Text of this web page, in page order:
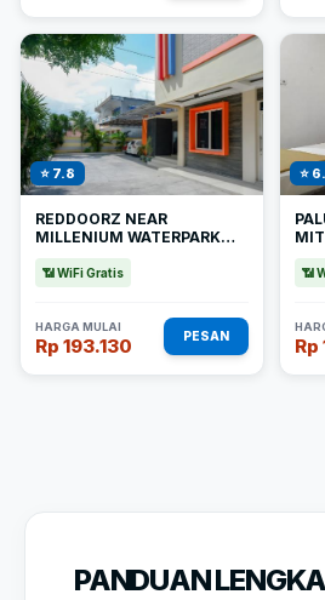
⭐ 7.8
REDDOORZ NEAR
MILLENIUM WATERPARK
📶 WiFi Gratis
HARGA MULAI
Rp 193.130 PESAN
⭐
📶
PANDUAN